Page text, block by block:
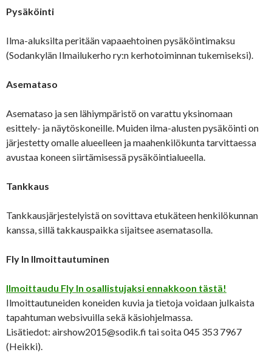
Pysäköinti
Ilma-aluksilta peritään vapaaehtoinen pysäköintimaksu
(Sodankylän Ilmailukerho ry:n kerhotoiminnan tukemiseksi).
Asemataso
Asemataso ja sen lähiympäristö on varattu yksinomaan
esittely- ja näytöskoneille. Muiden ilma-alusten pysäköinti on
järjestetty omalle alueelleen ja maahenkilökunta tarvittaessa
avustaa koneen siirtämisessä pysäköintialueella.
Tankkaus
Tankkausjärjestelyistä on sovittava etukäteen henkilökunnan
kanssa, sillä takkauspaikka sijaitsee asematasolla.
Fly In Ilmoittautuminen
Ilmoittaudu Fly In osallistujaksi ennakkoon tästä!
Ilmoittautuneiden koneiden kuvia ja tietoja voidaan julkaista
tapahtuman websivuilla sekä käsiohjelmassa.
Lisätiedot: airshow2015@sodik.fi tai soita 045 353 7967
(Heikki).